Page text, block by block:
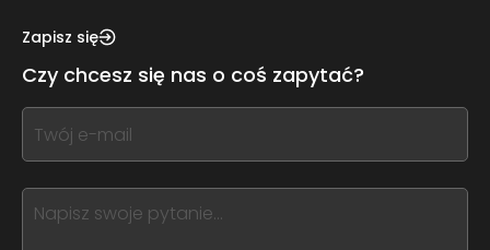
this,
this
form
field
blank
Zapisz się
Czy chcesz się nas o coś zapytać?
If
you
this,
leave